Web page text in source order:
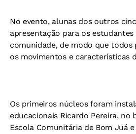
No evento, alunas dos outros
apresentação para os estudantes
comunidade, de modo que todos
os movimentos e características
Os primeiros núcleos foram
educacionais Ricardo Pereira, no
Escola Comunitária de Bom Juá